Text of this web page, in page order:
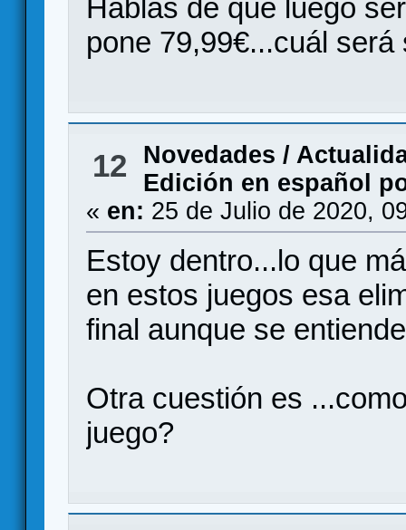
Hablas de que luego
pone 79,99€...cuál
12
Novedades /
Edición en español
« en: 25 de Julio de 2020,
Estoy dentro...lo que
en estos juegos esa
final aunque se
Otra cuestión es
juego?